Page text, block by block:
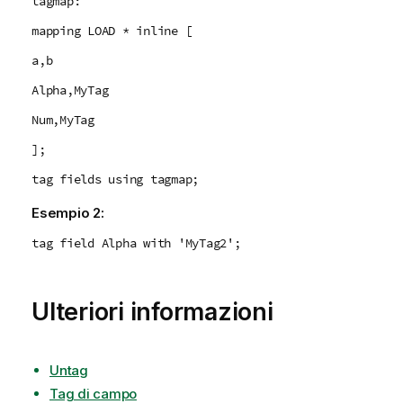
mapping LOAD * inline [
a,b
Alpha,MyTag
Num,MyTag
];
tag fields using tagmap;
Esempio 2:
tag field Alpha with 'MyTag2';
Ulteriori informazioni
Untag
Tag di campo